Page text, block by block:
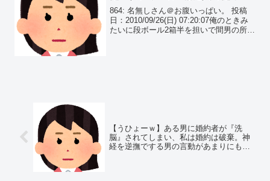
の証拠と引き換えに数千万の慰謝
料を…
864: 名無しさん＠お腹いっぱい。 投稿
日：2010/09/26(日) 07:20:07俺のときみ
たいに段ボール2箱半を担いで間男の所に
【うひょーｗ】ある男に婚約者が『洗
脳』されてしまい、私は婚約は破棄。神
経を逆撫でする男の言動があまりにも酷